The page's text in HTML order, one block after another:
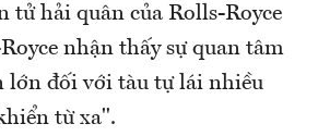
tử hải quân của Rolls-Royce
nhận thấy sự quan tâm
lớn đối với tàu tự lái nhiều
từ xa".